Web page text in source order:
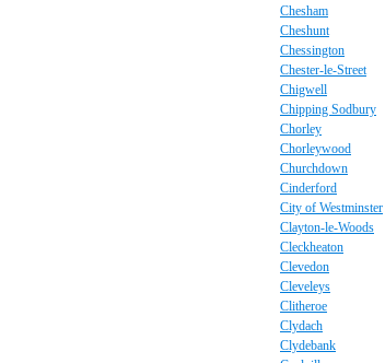
Chesham
Cheshunt
Chessington
Chester-le-Street
Chigwell
Chipping Sodbury
Chorley
Chorleywood
Churchdown
Cinderford
City of Westminster
Clayton-le-Woods
Cleckheaton
Clevedon
Cleveleys
Clitheroe
Clydach
Clydebank